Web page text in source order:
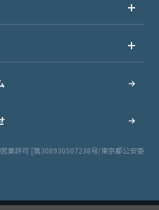
業許可 [第308930507238号/東京都公安委